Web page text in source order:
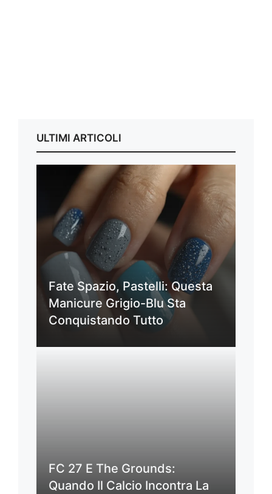
ULTIMI ARTICOLI
Fate Spazio, Pastelli: Questa
Manicure Grigio-Blu Sta
Conquistando Tutto
FC 27 E The Grounds:
Quando Il Calcio Incontra La